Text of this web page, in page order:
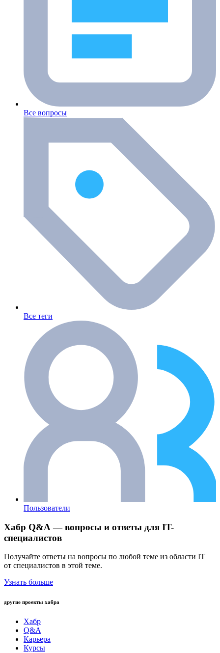
Все вопросы
Все теги
Пользователи
Хабр Q&A — вопросы и ответы для IT-
специалистов
Получайте ответы на вопросы по любой теме из области IT
от специалистов в этой теме.
Узнать больше
другие проекты хабра
Хабр
Q&A
Карьера
Курсы